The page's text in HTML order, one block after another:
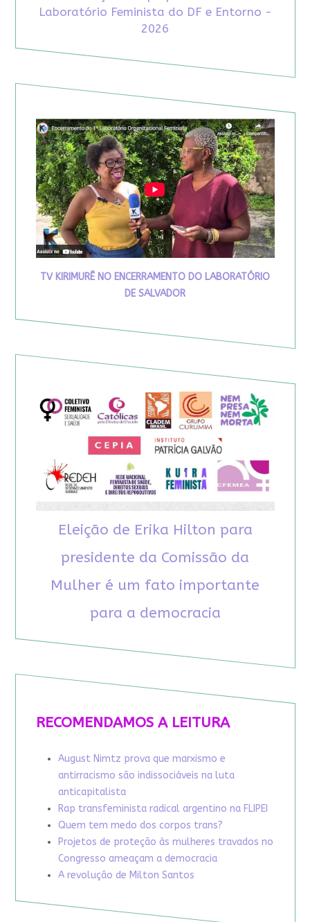
Laboratório Feminista do DF e Entorno -
2026
TV KIRIMURÊ NO ENCERRAMENTO DO LABORATÓRIO
DE SALVADOR
Eleição de Erika Hilton para
presidente da Comissão da
Mulher é um fato importante
para a democracia
RECOMENDAMOS A LEITURA
August Nimtz prova que marxismo e
antirracismo são indissociáveis na luta
anticapitalista
Rap transfeminista radical argentino na FLIPEI
Quem tem medo dos corpos trans?
Projetos de proteção às mulheres travados no
Congresso ameaçam a democracia
A revolução de Milton Santos